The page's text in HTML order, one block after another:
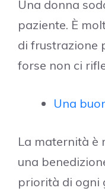
Una donna
paziente. È
di frustrazione
forse non ci
Una
La maternità è
una
priorità di ogni